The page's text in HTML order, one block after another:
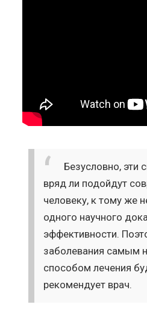
Безусловно, эти
вряд ли подойдут
человеку, к тому же
одного научного
эффективности.
заболевания самым
способом лечения
рекомендует врач.